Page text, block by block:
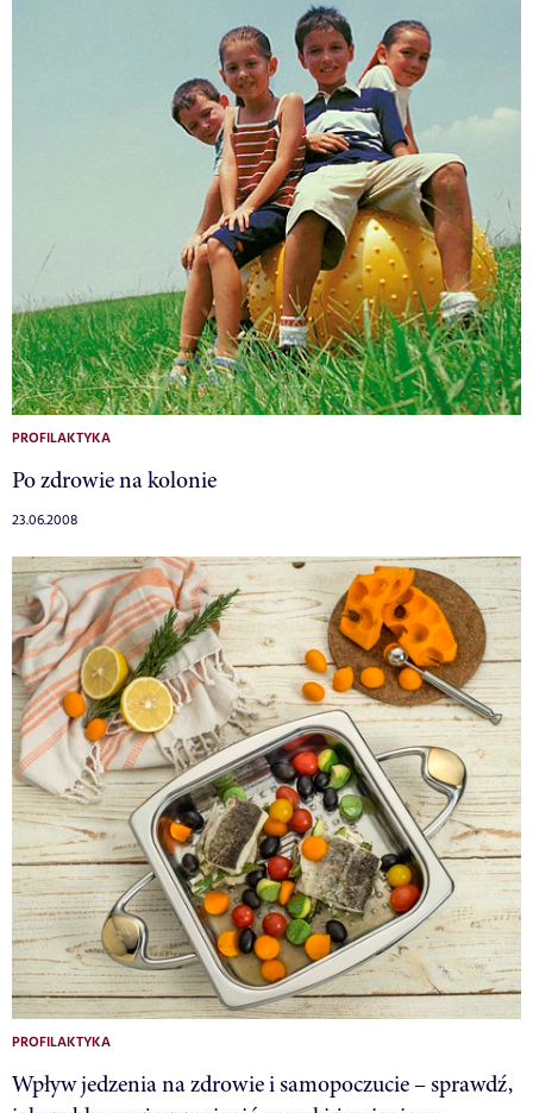
PROFILAKTYKA
Po zdrowie na kolonie
23.06.2008
PROFILAKTYKA
Wpływ jedzenia na zdrowie i samopoczucie – sprawdź,